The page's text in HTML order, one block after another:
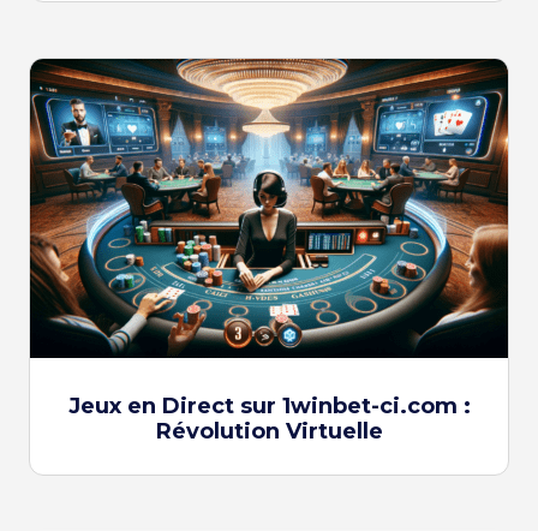
Jeux en Direct sur 1winbet-ci.com :
Révolution Virtuelle